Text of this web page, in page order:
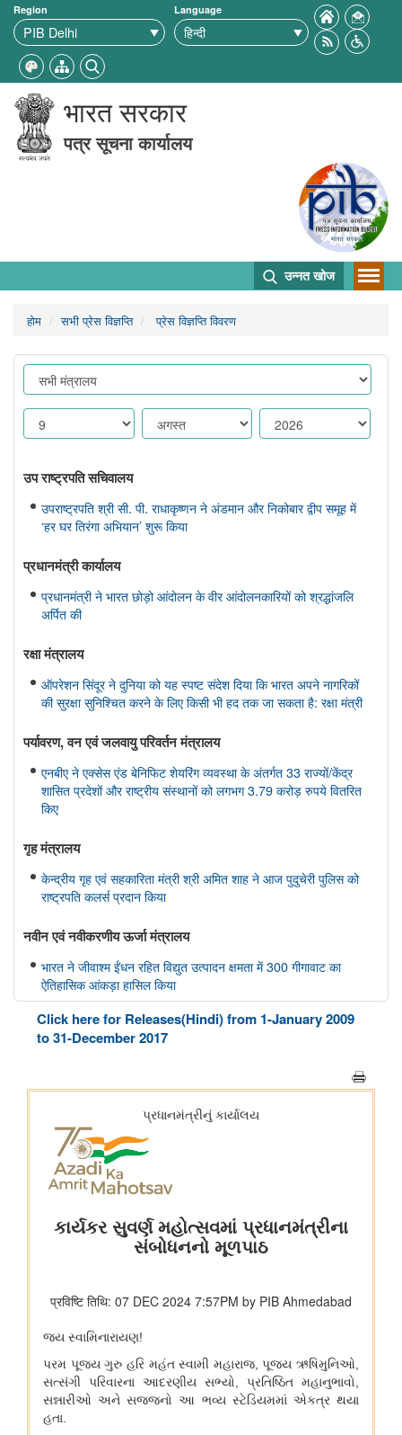
Region Language
भारत सरकार
पत्र सूचना कार्यालय
उन्नत खोज
होम सभी प्रेस विज्ञप्ति प्रेस विज्ञप्ति विवरण
उप राष्ट्रपति सचिवालय
उपराष्ट्रपति श्री सी. पी. राधाकृष्णन ने अंडमान और निकोबार द्वीप समूह में
‘हर घर तिरंगा अभियान’ शुरू किया
प्रधानमंत्री कार्यालय
प्रधानमंत्री ने भारत छोड़ो आंदोलन के वीर आंदोलनकारियों को श्रद्धांजलि
अर्पित की
रक्षा मंत्रालय
ऑपरेशन सिंदूर ने दुनिया को यह स्पष्ट संदेश दिया कि भारत अपने नागरिकों
की सुरक्षा सुनिश्चित करने के लिए किसी भी हद तक जा सकता है: रक्षा मंत्री
पर्यावरण, वन एवं जलवायु परिवर्तन मंत्रालय
एनबीए ने एक्सेस एंड बेनिफिट शेयरिंग व्यवस्था के अंतर्गत 33 राज्यों/केंद्र
शासित प्रदेशों और राष्ट्रीय संस्थानों को लगभग 3.79 करोड़ रुपये वितरित
किए
गृह मंत्रालय
केन्द्रीय गृह एवं सहकारिता मंत्री श्री अमित शाह ने आज पुदुचेरी पुलिस को
राष्ट्रपति कलर्स प्रदान किया
नवीन एवं नवीकरणीय ऊर्जा मंत्रालय
भारत ने जीवाश्म ईंधन रहित विद्युत उत्पादन क्षमता में 300 गीगावाट का
ऐतिहासिक आंकड़ा हासिल किया
विज्ञान एवं प्रौद्योगिकी मंत्रालय
सामाजिक न्‍याय एवं अधिकारिता मंत्रालय
पिछले तीन वित्त वर्षों के दौरान कर्नाटक में अनुसूचित जाति के विद्यार्थियों के
लिए पोस्ट-मैट्रिक छात्रवृत्ति के अंतर्गत 1,178.20 करोड़ रुपये की केंद्रीय
हिस्सेदारी जारी
कुमार को बी.टेक की पढ़ाई पूरी करने में कैसे मदद की
वित्तीय बाधाओं से लेकर शैक्षिक आकांक्षाओं तक: अनु प्रिया को बी.टेक की
वित्तीय बाधाओं से लेकर तकनीकी आकांक्षाओं तक: यारा महेश को बी.टेक की
युवा कार्यक्रम एवं खेल मंत्रालय
खेल मंत्री डॉ. मनसुख मांडविया ने गुजरात के हनोल से युवाओं, माई भारत और
एनएसएस के साथ ‘फिट इंडिया संडे ऑन साइकिल’ के 85वें संस्करण का
राष्ट्रव्यापी नेतृत्व किया, जिसका मुख्य विषय रहा ‘नशा मुक्त भारत’
Click here for Releases(Hindi) from 1-January 2009
to 31-December 2017